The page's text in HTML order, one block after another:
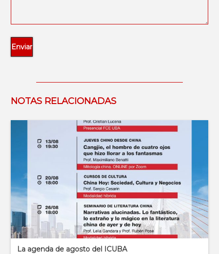
NOTAS RELACIONADAS
La agenda de agosto del ICUBA